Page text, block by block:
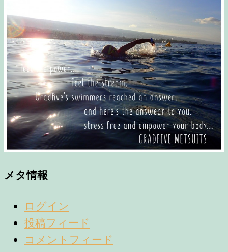
メタ情報
ログイン
投稿フィード
コメントフィード